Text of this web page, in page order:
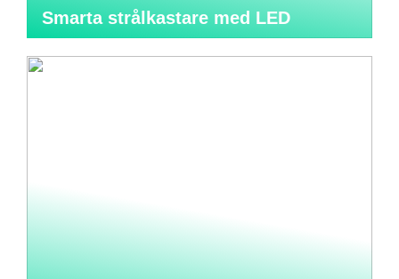
Smarta strålkastare med LED